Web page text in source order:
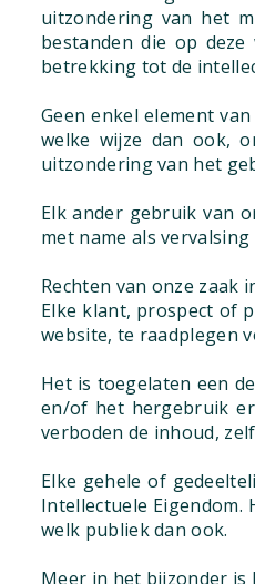
uitzondering van het
bestanden die op
betrekking tot de
Geen enkel element
welke wijze dan ook,
uitzondering van het
Elk ander gebruik van
met name als
Rechten van onze zaak
Elke klant, prospect of
website, te raadplegen
Het is toegelaten een
en/of het hergebruik
verboden de inhoud,
Elke gehele of
Intellectuele
welk publiek dan ook.
Meer in het bijzonder is